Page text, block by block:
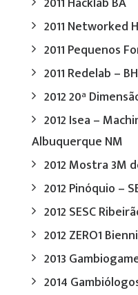
2011 Networked
2011 Pequenos
2011 Redelab – BH
2012 20ª
2012 Isea –
Albuquerque NM
2012 Mostra 3M
2012 Pinóquio –
2012 SESC
2012 ZERO1
2013
2014